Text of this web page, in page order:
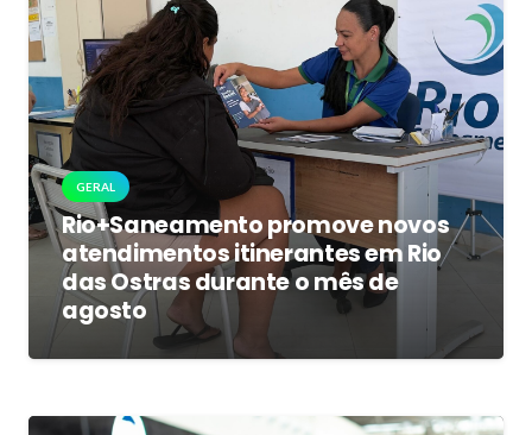
GERAL
Rio+Saneamento promove novos
atendimentos itinerantes em Rio
das Ostras durante o mês de
agosto